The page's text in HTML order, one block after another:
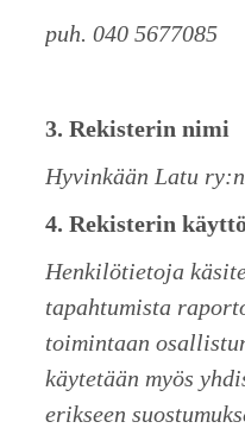
puh. 040 5677085
3. Rekisterin nimi
Hyvinkään Latu
4. Rekisterin
Henkilötietoja
tapahtumista
toimintaan
käytetään myös
erikseen